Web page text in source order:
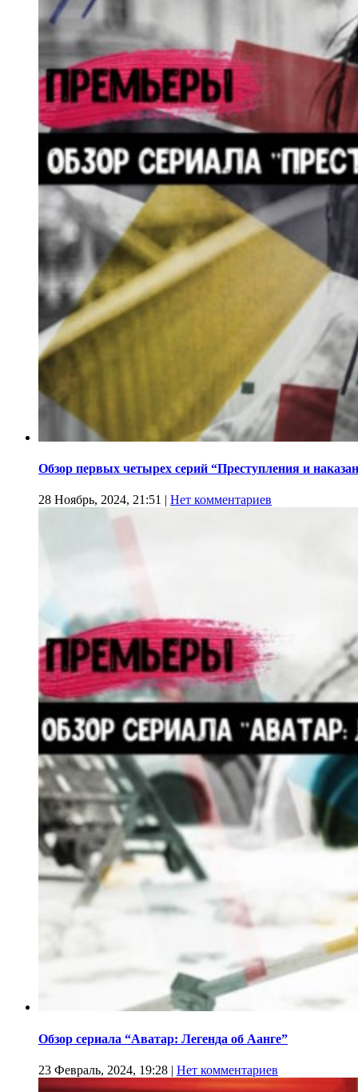
Обзор первых четырех серий “Преступления и
28 Ноябрь, 2024, 21:51 | Нет комментариев
Обзор сериала “Аватар: Легенда об Аанге”
23 Февраль, 2024, 19:28 | Нет комментариев